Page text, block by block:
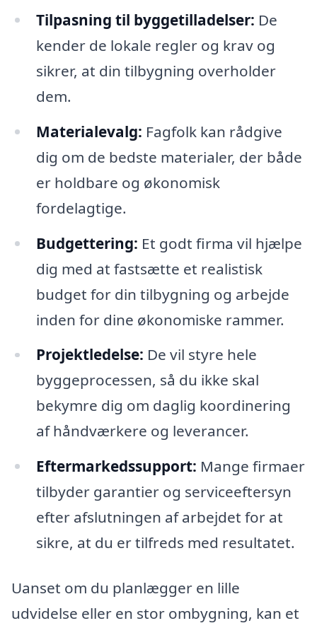
Tilpasning til byggetilladelser: De
kender de lokale regler og krav og
sikrer, at din tilbygning overholder
dem.
Materialevalg: Fagfolk kan rådgive
dig om de bedste materialer, der både
er holdbare og økonomisk
fordelagtige.
Budgettering: Et godt firma vil hjælpe
dig med at fastsætte et realistisk
budget for din tilbygning og arbejde
inden for dine økonomiske rammer.
Projektledelse: De vil styre hele
byggeprocessen, så du ikke skal
bekymre dig om daglig koordinering
af håndværkere og leverancer.
Eftermarkedssupport: Mange firmaer
tilbyder garantier og serviceeftersyn
efter afslutningen af arbejdet for at
sikre, at du er tilfreds med resultatet.
Uanset om du planlægger en lille
udvidelse eller en stor ombygning, kan et